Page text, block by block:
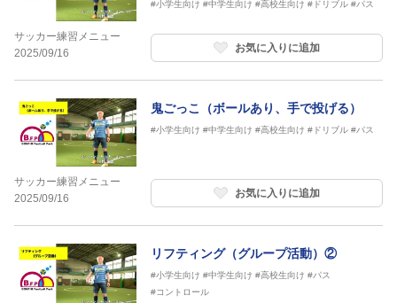
サッカー練習メニュー
2025/09/16
#小学生向け #中学生向け #高校生向け #ドリブル #パス
お気に入りに追加
サッカー練習メニュー
2025/09/16
鬼ごっこ（ボールあり、手で投げる）
#小学生向け #中学生向け #高校生向け #ドリブル #パス
お気に入りに追加
リフティング（グループ活動）②
#小学生向け #中学生向け #高校生向け #パス
#コントロール